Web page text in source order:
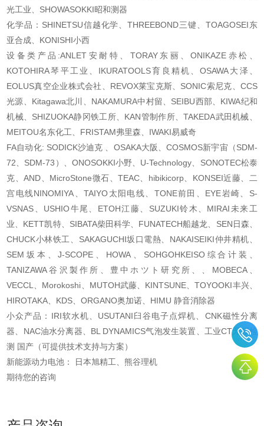
光工业、SHOWASOKKI昭和测器
化学品：SHINETSU信越化学、THREEBOND三键、TOAGOSEI东
亚合成、KONISHI小西
设备类产品:ANLET安耐特、TORAY东丽、ONIKAZE赤松、
KOTOHIRA琴平工业、IKURATOOLS育良精机、OSAWA大泽、
EOLUS真空企业株式会社、REVOX莱宝克斯、SONIC索尼克、CCS
光源、Kitagawa北川、NAKAMURA中村留、SEIBU西部、KIWA纪和
机械、SHIZUOKA静冈铁工所、KAN管制作所、TAKEDA武田机械、
MEITOU名东化工、FRISTAM弗里森、IWAKI易威奇
FA自动化: SODICK沙迪克 、OSAKA大阪、COSMOS新宇宙（SDM-
72、SDM-73）、ONOSOKKI小野、U-Technology、SONOTEC松泰
克、AND、MicroStone微石、TEAC、hibikicorp、KONSEI近藤、二
宫电线NINOMIYA、TAIYO太阳电线、TONE前田、EYE岩崎、S-
VSNAS、USHIO牛尾、ETOH江藤、SUZUKI铃木、MIRAI未来工
业、KETT凯特、SIBATA柴田科学、FUNATECH船越龙、SEN日森、
CHUCK小林铁工、SAKAGUCHI坂口電熱、NAKAISEIKI仲井精机、
SEM坂本、J-SCOPE、HOWA、SOHGOHKEISO综合计装、
TANIZAWA谷沢製作所、豊中ホツト研究所、、MOBECA、
VECCL、Morokoshi、MUTOH武藤、KINTSUNE、TOYOOKI丰兴、
HIROTAKA、KDS、ORGANO奥加诺、HIMU 静音消除器
小众产品：IRI软水机、USUTANI臼谷电子点焊机、CNK磁性分离
器、NAC油水分离器、BL DYNAMICS气泡发生装置、工业CT无损检
测 国产（可提供技术支持与方案）
新能源动力电池： 日本旭精工、熊谷理机
期待您的咨询